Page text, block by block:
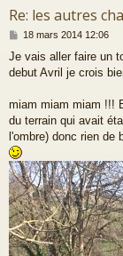
Re: les autres
M
s
s
g
18 mars 2014 12:06
Je vais aller faire un
debut Avril je crois
miam miam miam !!!
du terrain qui avait
l'ombre) donc rien de